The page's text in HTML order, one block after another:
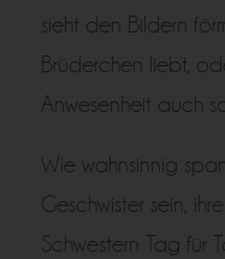
sieht den Bildern
Brüderchen liebt,
Anwesenheit auch
Wie wahnsinnig
Geschwister sein,
Schwestern Tag für